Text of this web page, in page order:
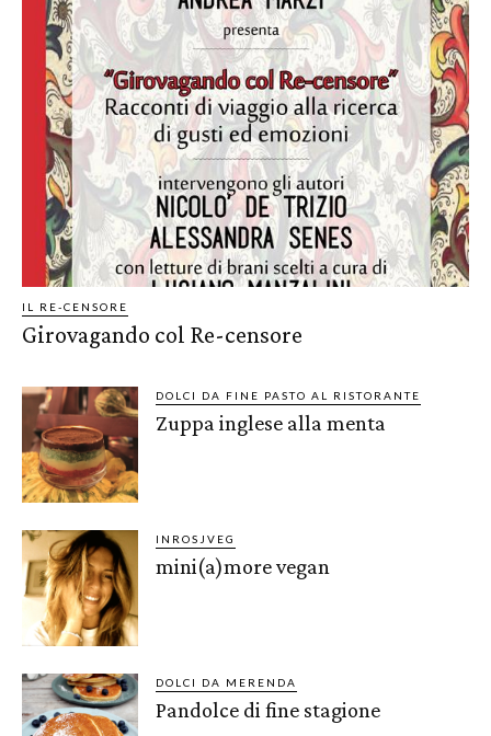
IL RE-CENSORE
Girovagando col Re-censore
DOLCI DA FINE PASTO AL RISTORANTE
Zuppa inglese alla menta
INROSJVEG
mini(a)more vegan
DOLCI DA MERENDA
Pandolce di fine stagione